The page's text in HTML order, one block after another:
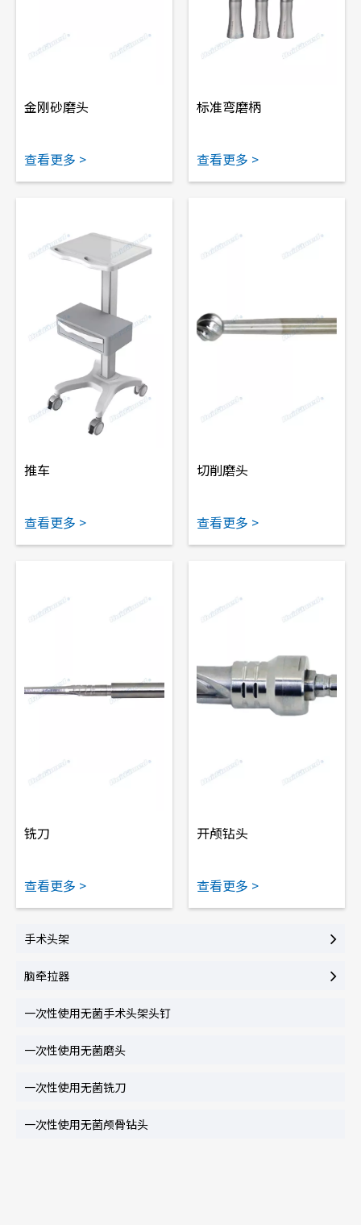
金刚砂磨头
查看更多 >
标准弯磨柄
查看更多 >
推车
查看更多 >
切削磨头
查看更多 >
铣刀
查看更多 >
开颅钻头
查看更多 >
手术头架
脑牵拉器
一次性使用无菌手术头架头钉
一次性使用无菌磨头
一次性使用无菌铣刀
一次性使用无菌颅骨钻头